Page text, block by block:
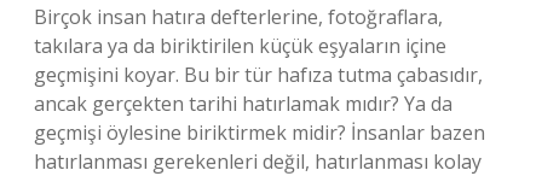
Birçok insan hatıra defterlerine, fotoğraflara,
takılara ya da biriktirilen küçük eşyaların içine
geçmişini koyar. Bu bir tür hafıza tutma çabasıdır,
ancak gerçekten tarihi hatırlamak mıdır? Ya da
geçmişi öylesine biriktirmek midir? İnsanlar bazen
hatırlanması gerekenleri değil, hatırlanması kolay